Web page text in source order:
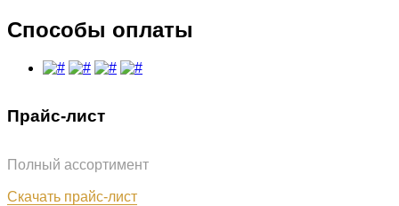
Способы оплаты
Прайс-лист
Полный ассортимент
Скачать прайс-лист